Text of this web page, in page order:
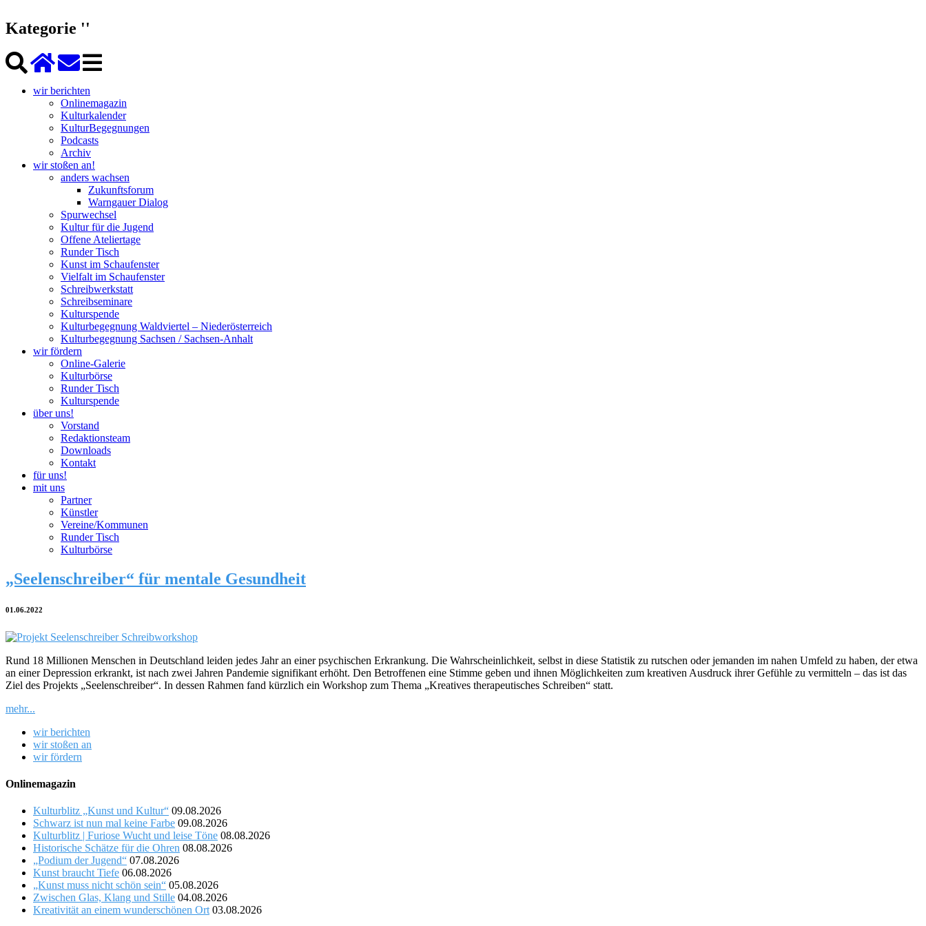
Kategorie ''
wir berichten
Onlinemagazin
Kulturkalender
KulturBegegnungen
Podcasts
Archiv
wir stoßen an!
anders wachsen
Zukunftsforum
Warngauer Dialog
Spurwechsel
Kultur für die Jugend
Offene Ateliertage
Runder Tisch
Kunst im Schaufenster
Vielfalt im Schaufenster
Schreibwerkstatt
Schreibseminare
Kulturspende
Kulturbegegnung Waldviertel – Niederösterreich
Kulturbegegnung Sachsen / Sachsen-Anhalt
wir fördern
Online-Galerie
Kulturbörse
Runder Tisch
Kulturspende
über uns!
Vorstand
Redaktionsteam
Downloads
Kontakt
für uns!
mit uns
Partner
Künstler
Vereine/Kommunen
Runder Tisch
Kulturbörse
„Seelenschreiber“ für mentale Gesundheit
01.06.2022
Rund 18 Millionen Menschen in Deutschland leiden jedes Jahr an einer psychischen Erkrankung. Die Wahrscheinlichkeit, selbst in diese Statistik zu rutschen oder jemanden im nahen Umfeld zu haben, der etwa
an einer Depression erkrankt, ist nach zwei Jahren Pandemie signifikant erhöht. Den Betroffenen eine Stimme geben und ihnen Möglichkeiten zum kreativen Ausdruck ihrer Gefühle zu vermitteln – das ist das
Ziel des Projekts „Seelenschreiber“. In dessen Rahmen fand kürzlich ein Workshop zum Thema „Kreatives therapeutisches Schreiben“ statt.
mehr...
wir berichten
wir stoßen an
wir fördern
Onlinemagazin
Kulturblitz „Kunst und Kultur“ 09.08.2026
Schwarz ist nun mal keine Farbe 09.08.2026
Kulturblitz | Furiose Wucht und leise Töne 08.08.2026
Historische Schätze für die Ohren 08.08.2026
„Podium der Jugend“ 07.08.2026
Kunst braucht Tiefe 06.08.2026
„Kunst muss nicht schön sein“ 05.08.2026
Zwischen Glas, Klang und Stille 04.08.2026
Kreativität an einem wunderschönen Ort 03.08.2026